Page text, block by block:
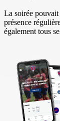
La soirée
présence
également tous